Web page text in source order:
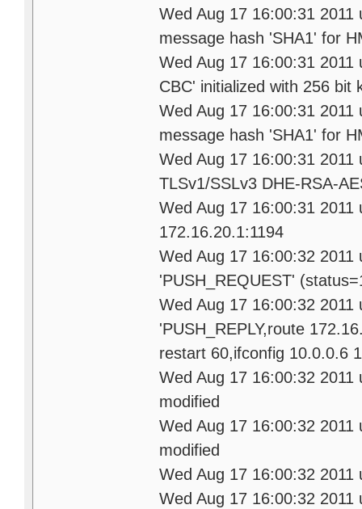
Wed Aug 17 16:00:31
message hash 'SHA1' for
Wed Aug 17 16:00:31
CBC' initialized with 256 bit
Wed Aug 17 16:00:31
message hash 'SHA1' for
Wed Aug 17 16:00:31
TLSv1/SSLv3 DHE-RSA-
Wed Aug 17 16:00:31
172.16.20.1:1194
Wed Aug 17 16:00:32
'PUSH_REQUEST'
Wed Aug 17 16:00:32
'PUSH_REPLY,route
restart 60,ifconfig 10.0.0.6
Wed Aug 17 16:00:32
modified
Wed Aug 17 16:00:32
modified
Wed Aug 17 16:00:32
Wed Aug 17 16:00:32